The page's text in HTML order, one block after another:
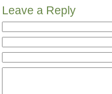
Leave a Reply